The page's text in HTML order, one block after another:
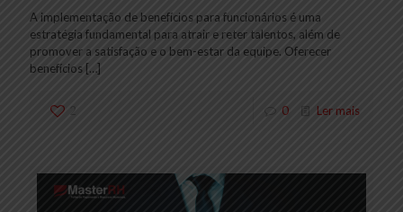
A implementação de benefícios para funcionários é uma
estratégia fundamental para atrair e reter talentos, além de
promover a satisfação e o bem-estar da equipe. Oferecer
benefícios […]
2 0 Ler mais